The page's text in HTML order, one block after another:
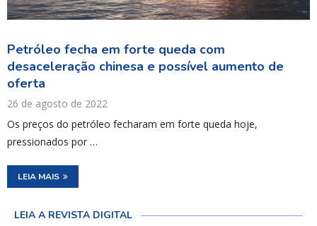
Petróleo fecha em forte queda com
desaceleração chinesa e possível aumento de
oferta
26 de agosto de 2022
Os preços do petróleo fecharam em forte queda hoje,
pressionados por …
LEIA MAIS
LEIA A REVISTA DIGITAL